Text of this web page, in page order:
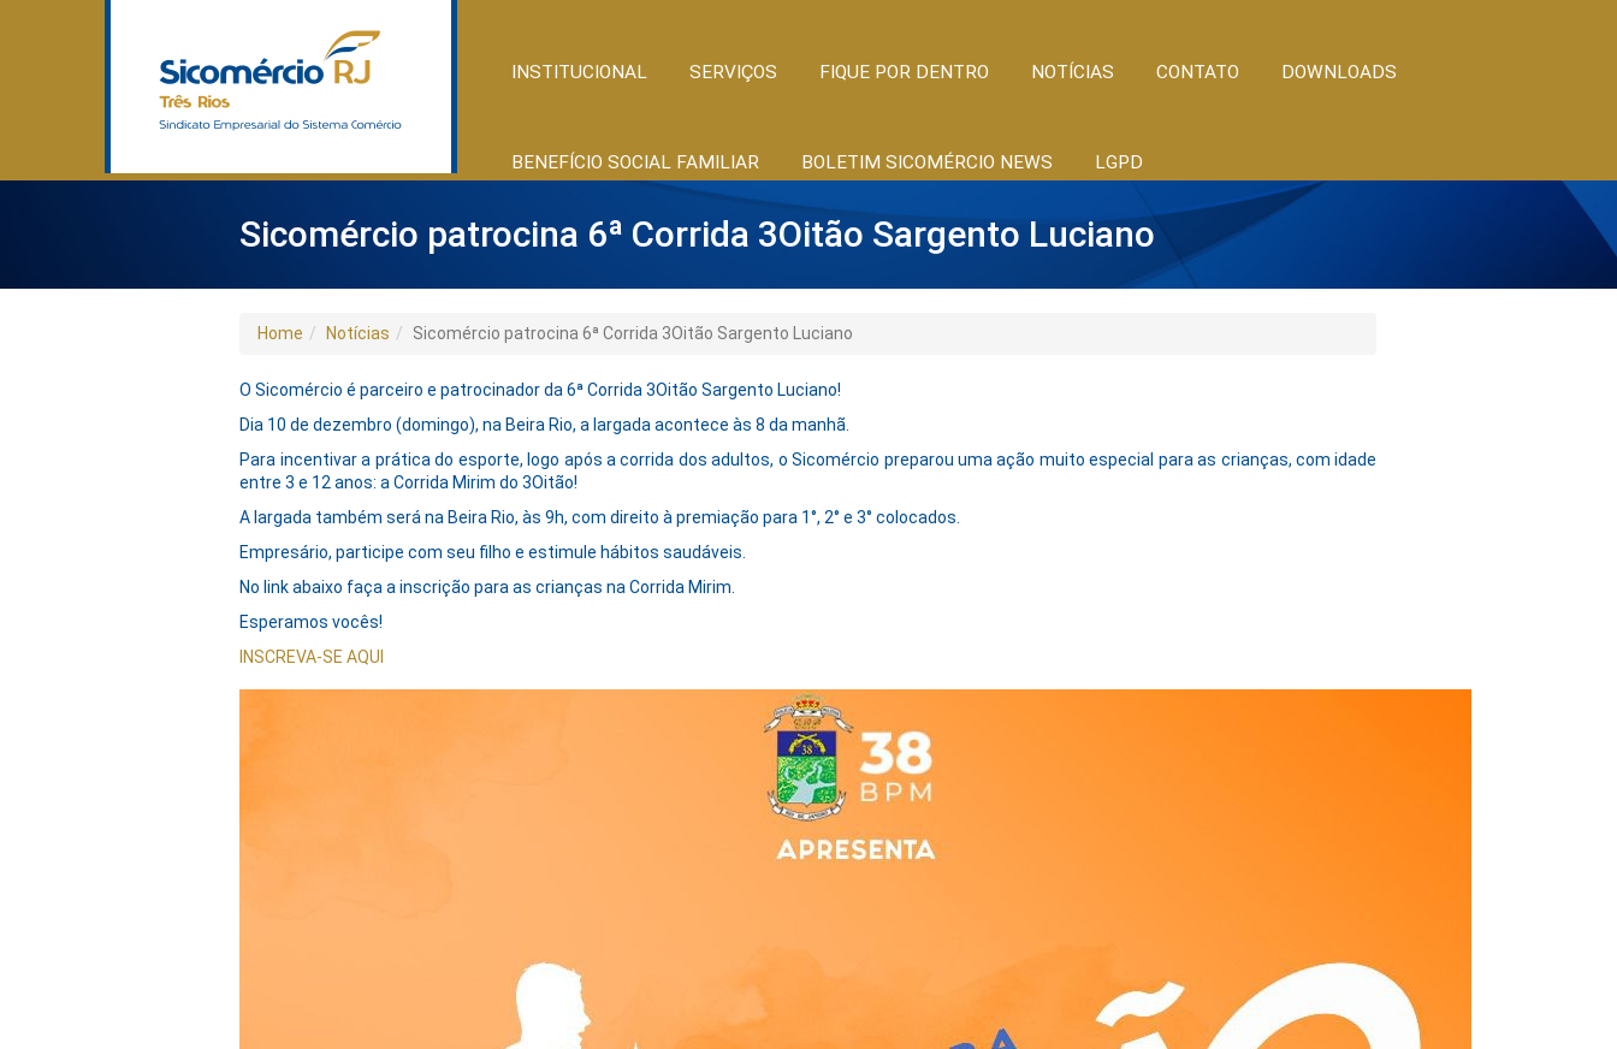
INSTITUCIONAL SERVIÇOS FIQUE POR DENTRO NOTÍCIAS CONTATO DOWNLOADS
BENEFÍCIO SOCIAL FAMILIAR BOLETIM SICOMÉRCIO NEWS LGPD
Sicomércio patrocina 6ª Corrida 3Oitão Sargento Luciano
Home Notícias Sicomércio patrocina 6ª Corrida 3Oitão Sargento Luciano
O Sicomércio é parceiro e patrocinador da 6ª Corrida 3Oitão Sargento Luciano!
Dia 10 de dezembro (domingo), na Beira Rio, a largada acontece às 8 da manhã.
Para incentivar a prática do esporte, logo após a corrida dos adultos, o Sicomércio preparou uma ação muito especial para as crianças, com idade
entre 3 e 12 anos: a Corrida Mirim do 3Oitão!
A largada também será na Beira Rio, às 9h, com direito à premiação para 1°, 2° e 3° colocados.
Empresário, participe com seu filho e estimule hábitos saudáveis.
No link abaixo faça a inscrição para as crianças na Corrida Mirim.
Esperamos vocês!
INSCREVA-SE AQUI